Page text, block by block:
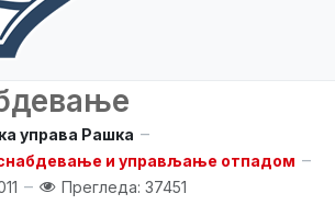
управа Рашка
и управљање отпадом
Прегледа: 37451